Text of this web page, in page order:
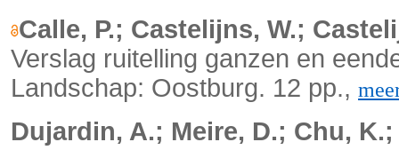
Calle, P.; Castelijns, W.;
Verslag ruitelling ganzen en
Landschap: Oostburg. 12 pp.,
Dujardin, A.; Meire, D.; Chu,